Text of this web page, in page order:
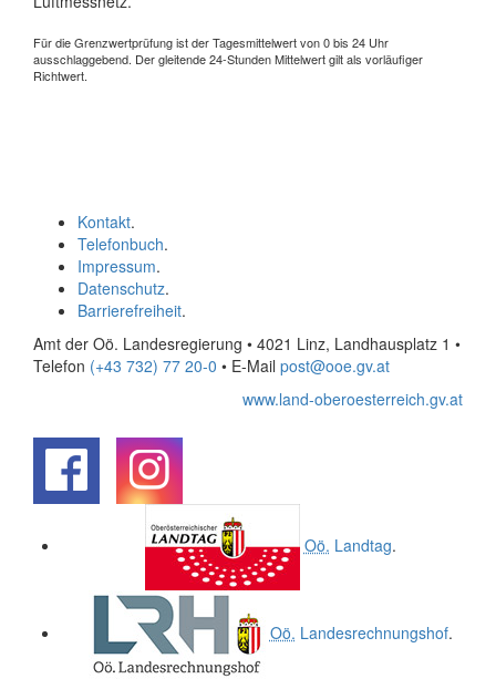
Für die Grenzwertprüfung ist der Tagesmittelwert von 0 bis 24 Uhr
ausschlaggebend. Der gleitende 24-Stunden Mittelwert gilt als vorläufiger
Richtwert.
Kontakt.
Telefonbuch.
Impressum.
Datenschutz.
Barrierefreiheit.
Amt der Oö. Landesregierung • 4021 Linz, Landhausplatz 1 •
Telefon (+43 732) 77 20-0 • E-Mail post@ooe.gv.at
www.land-oberoesterreich.gv.at
Oö. Landtag.
Oö. Landesrechnungshof.